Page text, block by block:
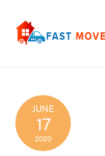
content
JUNE
17
2020